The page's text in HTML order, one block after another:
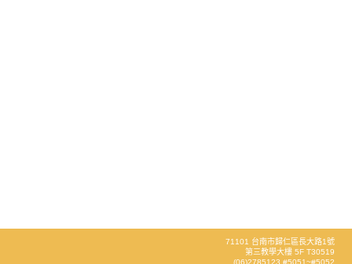
71101 台南市歸仁區長大路1號
第三教學大樓 5F T30519